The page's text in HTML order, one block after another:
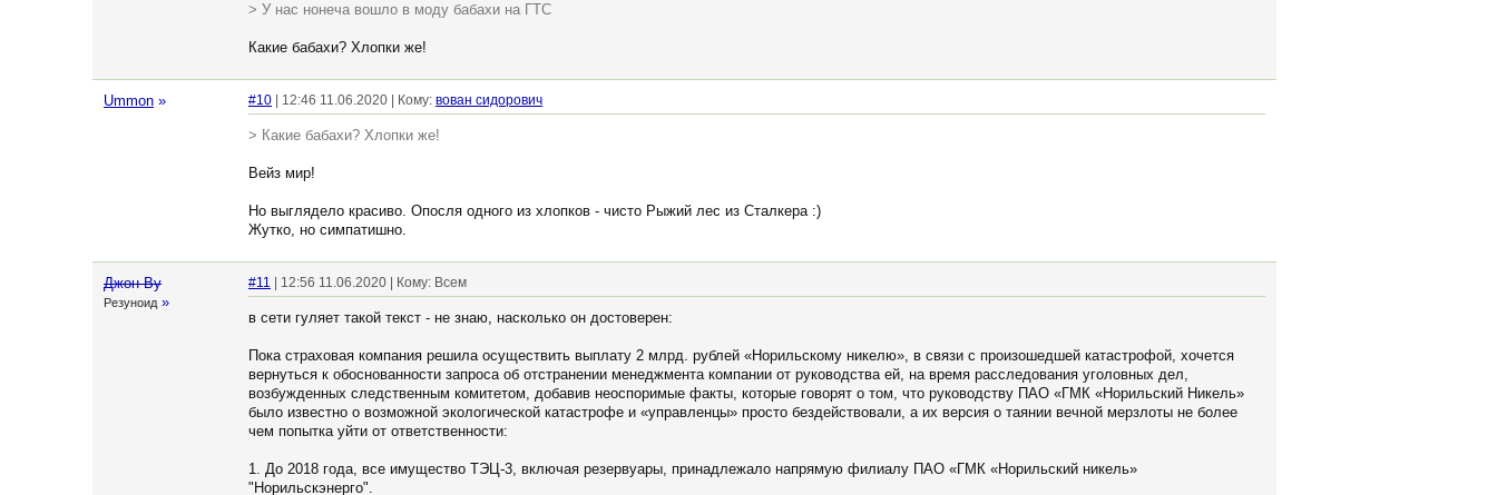
> У нас нонеча вошло в моду бабахи на ГТС
Какие бабахи? Хлопки же!
Ummon » #10 | 12:46 11.06.2020 | Кому: вован сидорович
> Какие бабахи? Хлопки же!
Вейз мир!
Но выглядело красиво. Опосля одного из хлопков - чисто Рыжий лес из Сталкера :)
Жутко, но симпатишно.
Джон Ву
Резуноид »
#11 | 12:56 11.06.2020 | Кому: Всем
в сети гуляет такой текст - не знаю, насколько он достоверен:
Пока страховая компания решила осуществить выплату 2 млрд. рублей «Норильскому никелю», в связи с произошедшей катастрофой, хочется
вернуться к обоснованности запроса об отстранении менеджмента компании от руководства ей, на время расследования уголовных дел,
возбужденных следственным комитетом, добавив неоспоримые факты, которые говорят о том, что руководству ПАО «ГМК «Норильский Никель»
было известно о возможной экологической катастрофе и «управленцы» просто бездействовали, а их версия о таянии вечной мерзлоты не более
чем попытка уйти от ответственности:
1. До 2018 года, все имущество ТЭЦ-3, включая резервуары, принадлежало напрямую филиалу ПАО «ГМК «Норильский никель»
"Норильскэнерго".